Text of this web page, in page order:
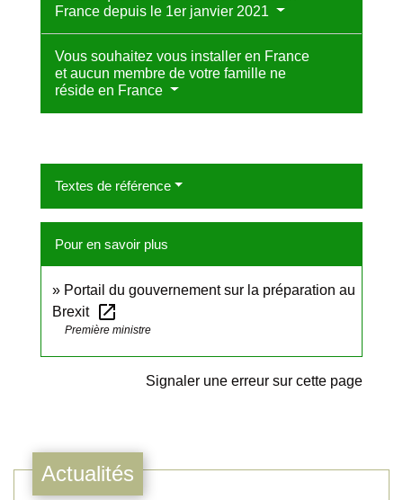
France depuis le 1er janvier 2021
Vous souhaitez vous installer en France
et aucun membre de votre famille ne
réside en France
Textes de référence
Pour en savoir plus
Portail du gouvernement sur la préparation au
Brexit open_in_new
Première ministre
Signaler une erreur sur cette page
Actualités